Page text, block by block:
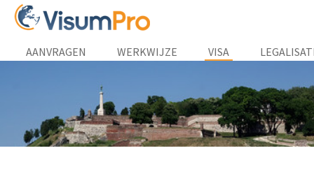
AANVRAGEN WERKWIJZE VISA